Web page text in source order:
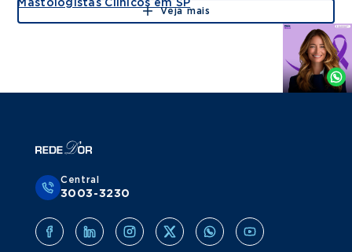
Mastologistas Clínicos em SP
Veja mais
Agende
Whatsapp
Central
3003-3230